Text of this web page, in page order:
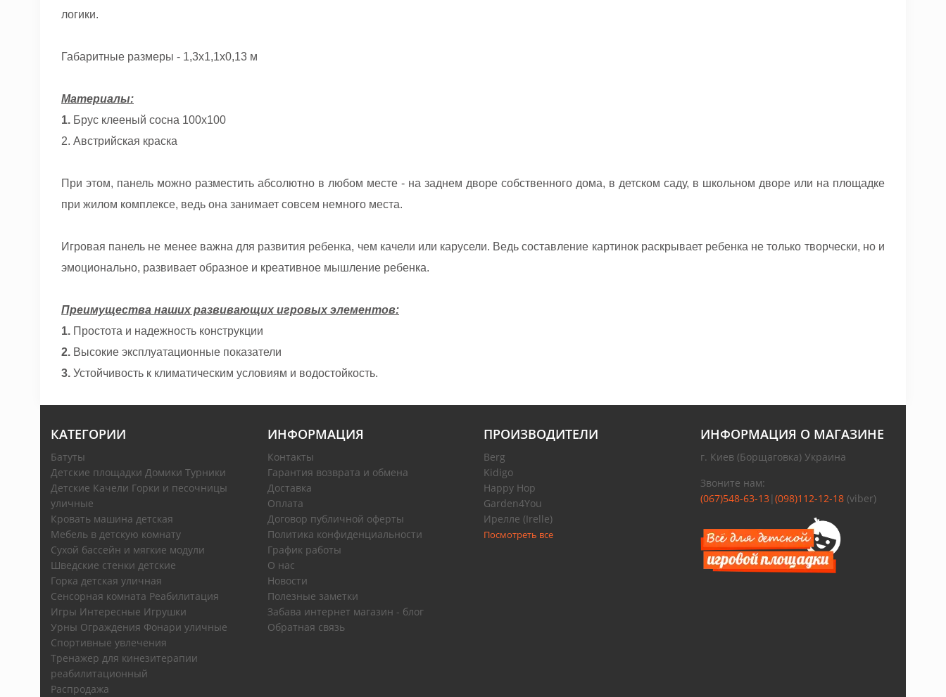
логики.
Габаритные размеры - 1,3х1,1х0,13 м
Материалы:
1. Брус клееный сосна 100х100
2. Австрийская краска
При этом, панель можно разместить абсолютно в любом месте - на заднем дворе собственного дома, в детском саду, в школьном дворе или на площадке
при жилом комплексе, ведь она занимает совсем немного места.
Игровая панель не менее важна для развития ребенка, чем качели или карусели. Ведь составление картинок раскрывает ребенка не только творчески, но и
эмоционально, развивает образное и креативное мышление ребенка.
Преимущества наших развивающих игровых элементов:
1. Простота и надежность конструкции
2. Высокие эксплуатационные показатели
3. Устойчивость к климатическим условиям и водостойкость.
КАТЕГОРИИ
Батуты
Детские площадки Домики Турники
Детские Качели Горки и песочницы
уличные
Кровать машина детская
Мебель в детскую комнату
Сухой бассейн и мягкие модули
Шведские стенки детские
Горка детская уличная
Сенсорная комната Реабилитация
Игры Интересные Игрушки
Урны Ограждения Фонари уличные
Спортивные увлечения
Тренажер для кинезитерапии
реабилитационный
Распродажа
ИНФОРМАЦИЯ
Контакты
Гарантия возврата и обмена
Доставка
Оплата
Договор публичной оферты
Политика конфиденциальности
График работы
О нас
Новости
Полезные заметки
Забава интернет магазин - блог
Обратная связь
ПРОИЗВОДИТЕЛИ
Berg
Kidigo
Happy Hop
Garden4You
Ирелле (Irelle)
Посмотреть все
ИНФОРМАЦИЯ О МАГАЗИНЕ
г. Киев (Борщаговка) Украина
Звоните нам:
(067)548-63-13| (098)112-12-18(viber)